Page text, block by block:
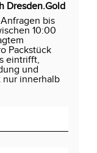
Dresden.Gold
bis
10:00
Packstück
eintrifft,
und
nur innerhalb